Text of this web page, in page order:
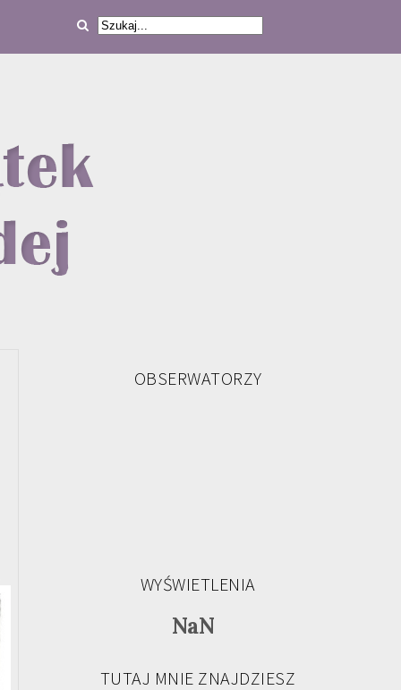
OBSERWATORZY
WYŚWIETLENIA
NaN
TUTAJ MNIE ZNAJDZIESZ